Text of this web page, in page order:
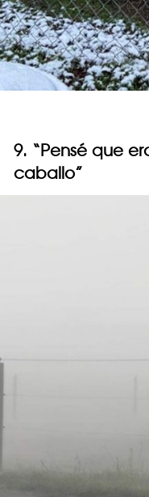
9. “Pensé que
caballo”